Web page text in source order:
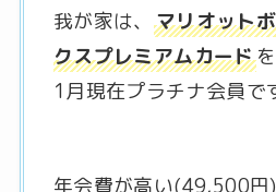
我が家は、 マリオット
クスプレミアムカード
1月現在プラチナ会員で
年会費が高い(49,500円